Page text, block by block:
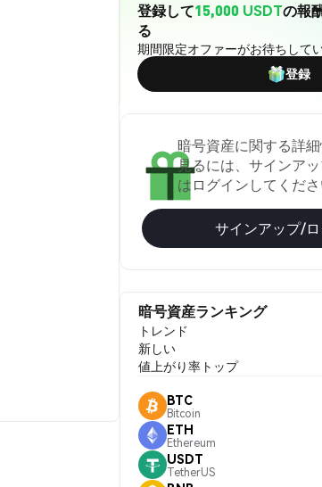
登録して15,000 USDTの報
る
期間限定オファーがお待ちして
登録
暗号資産に関する詳
見るには、サインア
はログインしてくださ
サインアップ/
暗号資産ランキング
トレンド
新しい
値上がり率トップ
BTC
Bitcoin
ETH
Ethereum
USDT
TetherUS